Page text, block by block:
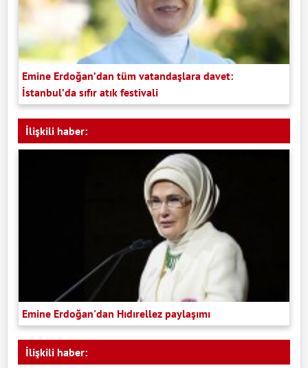
Emine Erdoğan’dan tüm vatandaşlara davet:
İstanbul’da sıfır atık festivali
İlişkili haber:
Emine Erdoğan'dan Hıdırellez paylaşımı
İlişkili haber: